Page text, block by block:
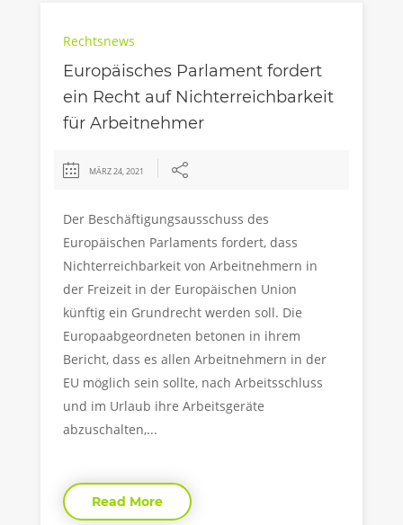
Rechtsnews
Europäisches Parlament fordert
ein Recht auf Nichterreichbarkeit
für Arbeitnehmer
MÄRZ 24, 2021
Der Beschäftigungsausschuss des
Europäischen Parlaments fordert, dass
Nichterreichbarkeit von Arbeitnehmern in
der Freizeit in der Europäischen Union
künftig ein Grundrecht werden soll. Die
Europaabgeordneten betonen in ihrem
Bericht, dass es allen Arbeitnehmern in der
EU möglich sein sollte, nach Arbeitsschluss
und im Urlaub ihre Arbeitsgeräte
abzuschalten,...
Read More